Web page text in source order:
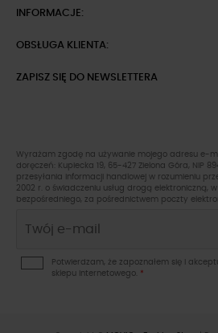
INFORMACJE:
OBSŁUGA KLIENTA:
ZAPISZ SIĘ DO NEWSLETTERA
Wyrażam zgodę na używanie mojego adresu e-
doręczeń: Kupiecka 19, 65-427 Zielona Góra, NIP
przesyłania informacji handlowej w rozumieniu
2002 r. o świadczeniu usług drogą elektroniczną,
bezpośredniego, za pośrednictwem poczty
Potwierdzam, że zapoznałem się i
sklepu internetowego. *